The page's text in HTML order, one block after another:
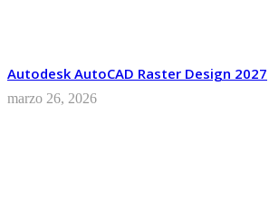
Autodesk AutoCAD Raster Design 2027
marzo 26, 2026